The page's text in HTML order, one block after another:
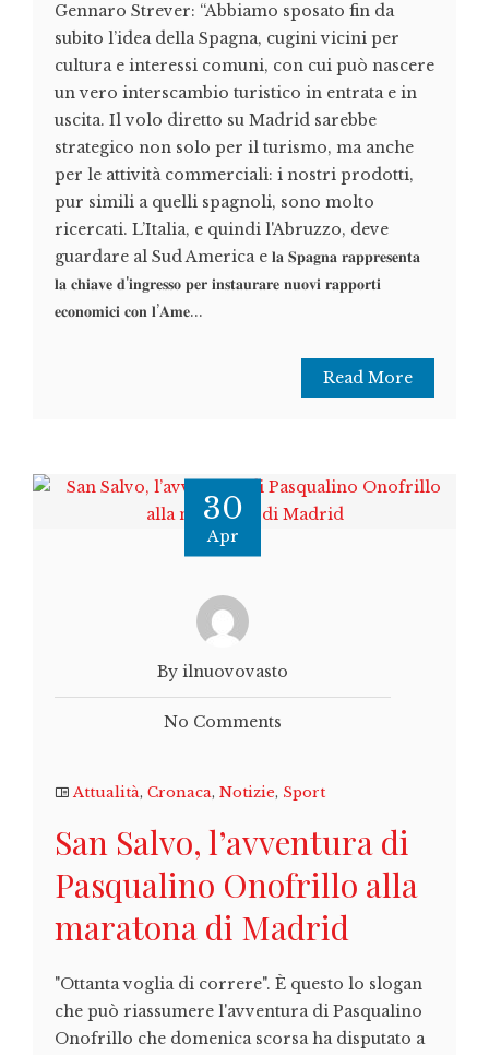
Gennaro Strever: “Abbiamo sposato fin da
subito l’idea della Spagna, cugini vicini per
cultura e interessi comuni, con cui può nascere
un vero interscambio turistico in entrata e in
uscita. Il volo diretto su Madrid sarebbe
strategico non solo per il turismo, ma anche
per le attività commerciali: i nostri prodotti,
pur simili a quelli spagnoli, sono molto
ricercati. L’Italia, e quindi l'Abruzzo, deve
guardare al Sud America e 𝐥𝐚 𝐒𝐩𝐚𝐠𝐧𝐚 𝐫𝐚𝐩𝐩𝐫𝐞𝐬𝐞𝐧𝐭𝐚
𝐥𝐚 𝐜𝐡𝐢𝐚𝐯𝐞 𝐝'𝐢𝐧𝐠𝐫𝐞𝐬𝐬𝐨 𝐩𝐞𝐫 𝐢𝐧𝐬𝐭𝐚𝐮𝐫𝐚𝐫𝐞 𝐧𝐮𝐨𝐯𝐢 𝐫𝐚𝐩𝐩𝐨𝐫𝐭𝐢
𝐞𝐜𝐨𝐧𝐨𝐦𝐢𝐜𝐢 𝐜𝐨𝐧 𝐥’𝐀𝐦𝐞...
Read More
30
Apr
By ilnuovovasto
No Comments
Attualità, Cronaca, Notizie, Sport
San Salvo, l’avventura di
Pasqualino Onofrillo alla
maratona di Madrid
"Ottanta voglia di correre". È questo lo slogan
che può riassumere l'avventura di Pasqualino
Onofrillo che domenica scorsa ha disputato a